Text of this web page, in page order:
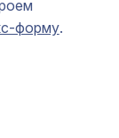
форму.